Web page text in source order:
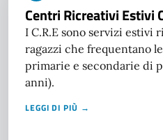
Centri Ricreativi Estivi
I C.R.E sono servizi estivi
ragazzi che frequentano
primarie e secondarie di
anni).
LEGGI DI PIÙ →